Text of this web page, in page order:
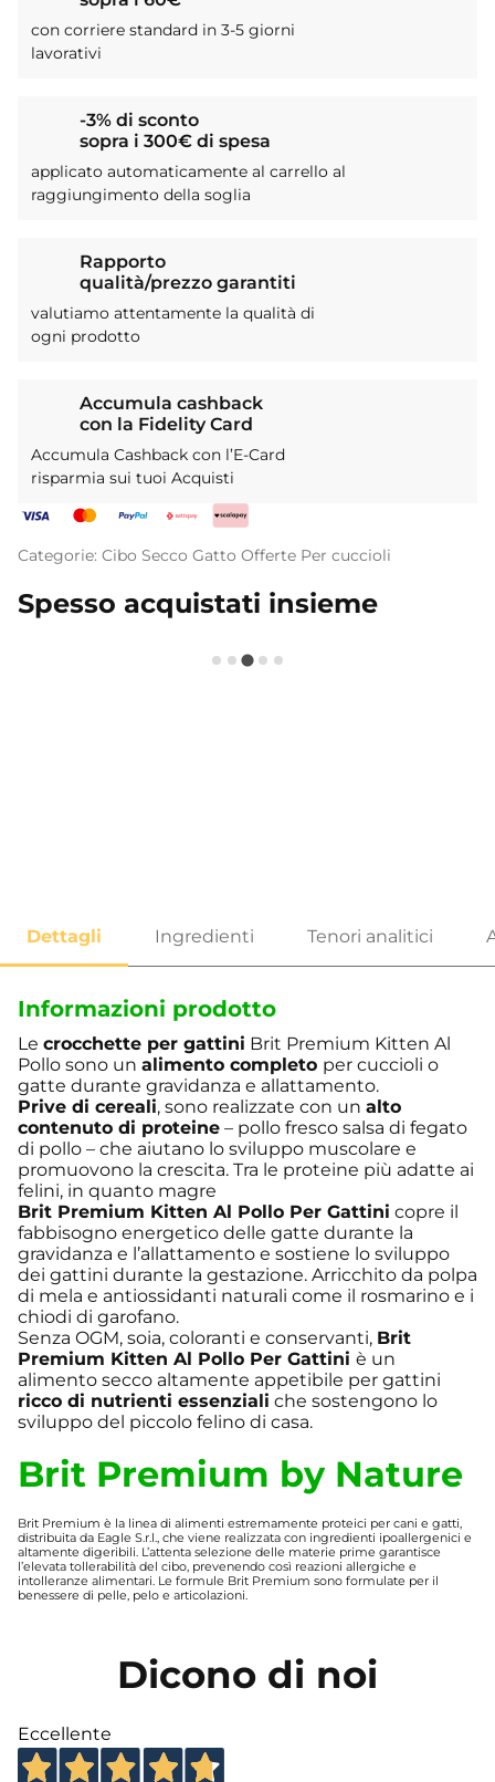
con corriere standard in 3-5 giorni
lavorativi
-3% di sconto
sopra i 300€ di spesa
applicato automaticamente al carrello al
raggiungimento della soglia
Rapporto
qualità/prezzo garantiti
valutiamo attentamente la qualità di
ogni prodotto
Accumula cashback
con la Fidelity Card
Accumula Cashback con l’E-Card
risparmia sui tuoi Acquisti
Categorie: Cibo Secco Gatto Offerte Per cuccioli
Spesso acquistati insieme
Informazioni prodotto
Le crocchette per gattini Brit Premium Kitten Al
Pollo sono un alimento completo per cuccioli o
gatte durante gravidanza e allattamento.
Prive di cereali, sono realizzate con un alto
contenuto di proteine – pollo fresco salsa di fegato
di pollo – che aiutano lo sviluppo muscolare e
promuovono la crescita. Tra le proteine più adatte ai
felini, in quanto magre
Brit Premium Kitten Al Pollo Per Gattini copre il
fabbisogno energetico delle gatte durante la
gravidanza e l’allattamento e sostiene lo sviluppo
dei gattini durante la gestazione. Arricchito da polpa
di mela e antiossidanti naturali come il rosmarino e i
chiodi di garofano.
Senza OGM, soia, coloranti e conservanti, Brit
Premium Kitten Al Pollo Per Gattini è un
alimento secco altamente appetibile per gattini
ricco di nutrienti essenziali che sostengono lo
sviluppo del piccolo felino di casa.
Brit Premium by Nature
Brit Premium è la linea di alimenti estremamente proteici per cani e gatti,
distribuita da Eagle S.r.l., che viene realizzata con ingredienti ipoallergenici e
altamente digeribili. L’attenta selezione delle materie prime garantisce
l’elevata tollerabilità del cibo, prevenendo così reazioni allergiche e
intolleranze alimentari. Le formule Brit Premium sono formulate per il
benessere di pelle, pelo e articolazioni.
Dicono di noi
Eccellente